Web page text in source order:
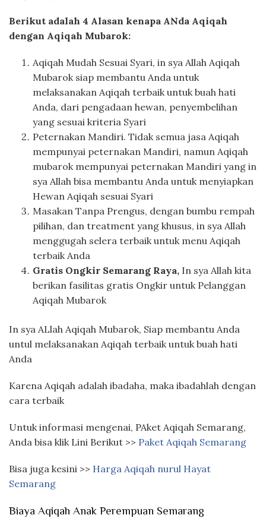
Berikut adalah 4 Alasan kenapa ANda Aqiqah
dengan Aqiqah Mubarok:
Aqiqah Mudah Sesuai Syari, in sya Allah Aqiqah
Mubarok siap membantu Anda untuk
melaksanakan Aqiqah terbaik untuk buah hati
Anda, dari pengadaan hewan, penyembelihan
yang sesuai kriteria Syari
Peternakan Mandiri. Tidak semua jasa Aqiqah
mempunyai peternakan Mandiri, namun Aqiqah
mubarok mempunyai peternakan Mandiri yang in
sya Allah bisa membantu Anda untuk menyiapkan
Hewan Aqiqah sesuai Syari
Masakan Tanpa Prengus, dengan bumbu rempah
pilihan, dan treatment yang khusus, in sya Allah
menggugah selera terbaik untuk menu Aqiqah
terbaik Anda
Gratis Ongkir Semarang Raya, In sya Allah kita
berikan fasilitas gratis Ongkir untuk Pelanggan
Aqiqah Mubarok
In sya ALlah Aqiqah Mubarok, Siap membantu Anda
untul melaksanakan Aqiqah terbaik untuk buah hati
Anda
Karena Aqiqah adalah ibadaha, maka ibadahlah dengan
cara terbaik
Untuk informasi mengenai, PAket Aqiqah Semarang,
Anda bisa klik Lini Berikut >> Paket Aqiqah Semarang
Bisa juga kesini >> Harga Aqiqah nurul Hayat
Semarang
Biaya Aqiqah Anak Perempuan Semarang